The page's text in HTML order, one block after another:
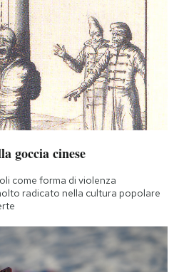
goccia cinese
come forma di violenza
radicato nella cultura popolare